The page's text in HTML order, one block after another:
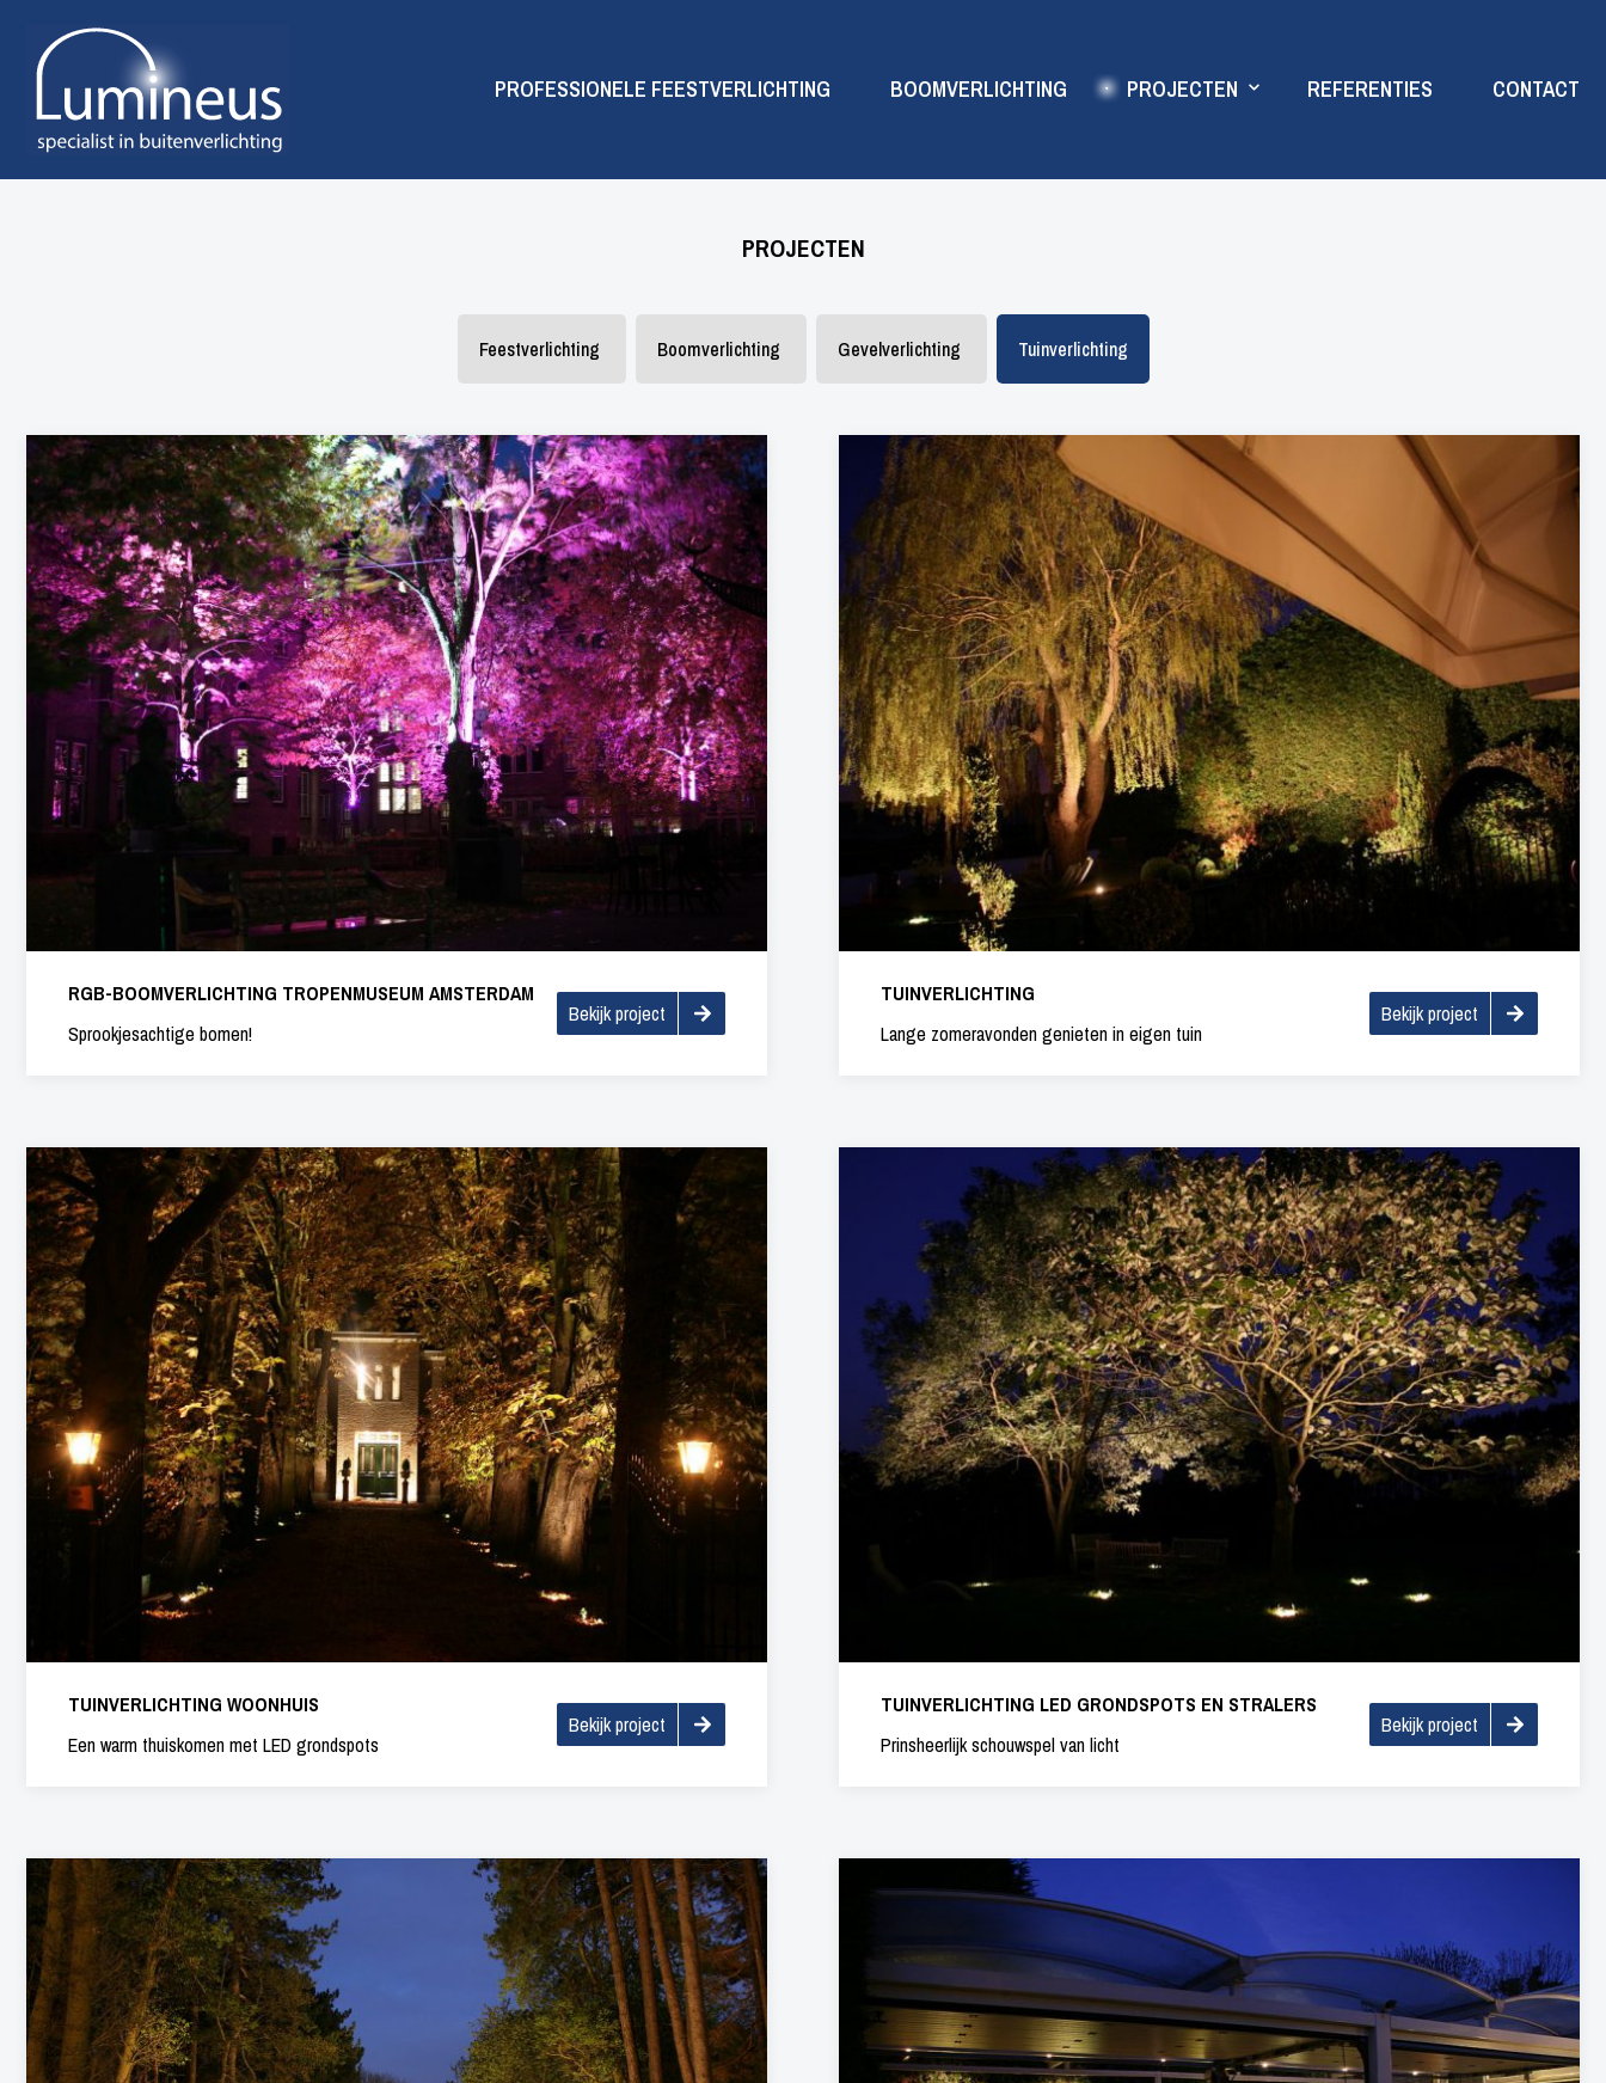
PROFESSIONELE FEESTVERLICHTING BOOMVERLICHTING PROJECTEN
Boomverlichting
Gevelverlichting
Tuinverlichting
REFERENTIES CONTACT
PROJECTEN
Feestverlichting Boomverlichting Gevelverlichting Tuinverlichting
RGB-BOOMVERLICHTING TROPENMUSEUM AMSTERDAM
Sprookjesachtige bomen!
Bekijk project
TUINVERLICHTING
Lange zomeravonden genieten in eigen tuin
Bekijk project
TUINVERLICHTING WOONHUIS
Een warm thuiskomen met LED grondspots
Bekijk project
TUINVERLICHTING LED GRONDSPOTS EN STRALERS
Prinsheerlijk schouwspel van licht
Bekijk project